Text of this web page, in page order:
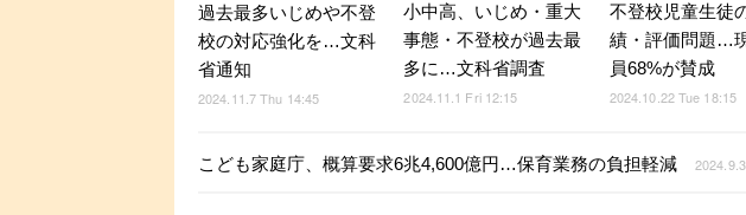
過去最多いじめや不登
校の対応強化を…文科
省通知
2024.11.7 Thu 14:45
小中高、いじめ・重大
事態・不登校が過去最
多に…文科省調査
2024.11.1 Fri 12:15
不登校児童生徒
績・評価問題…
員68%が賛成
2024.10.22 Tue 18:15
こども家庭庁、概算要求6兆4,600億円…保育業務の負担軽減